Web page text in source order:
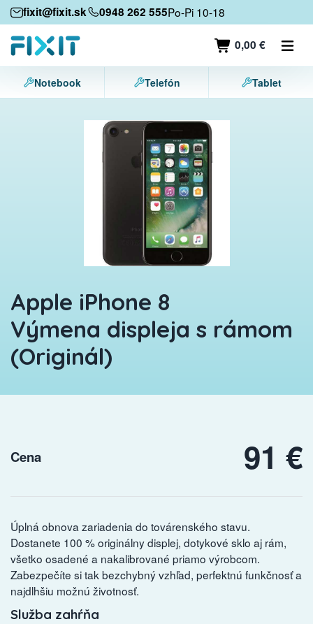
fixit@fixit.sk 0948 262 555Po-Pi 10-18
0,00 €
Mobilné zariadenia
Mobilné telefóny
Tablety
Notebook Telefón Tablet
Apple iPhone 8
Výmena displeja s rámom
(Originál)
Cena 91 €
Úplná obnova zariadenia do továrenského stavu.
Dostanete 100 % originálny displej, dotykové sklo aj rám,
všetko osadené a nakalibrované priamo výrobcom.
Zabezpečíte si tak bezchybný vzhľad, perfektnú funkčnosť a
najdlhšiu možnú životnosť.
Služba zahŕňa